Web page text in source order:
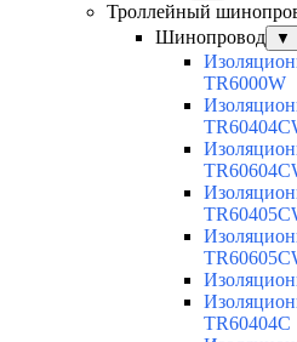
Троллейный
Шинопровод ▼
TR6000W
TR60404C